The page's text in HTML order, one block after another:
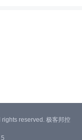
reserved. 极客邦控